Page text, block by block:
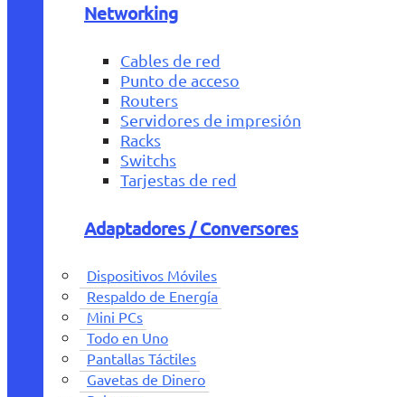
Networking
Cables de red
Punto de acceso
Routers
Servidores de impresión
Racks
Switchs
Tarjestas de red
Adaptadores / Conversores
Dispositivos Móviles
Respaldo de Energía
Mini PCs
Todo en Uno
Pantallas Táctiles
Gavetas de Dinero